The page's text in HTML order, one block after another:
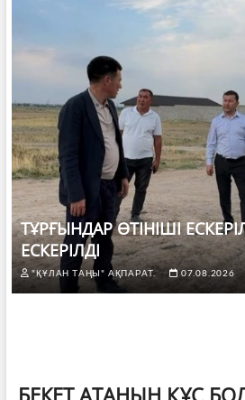
ТҰРҒЫНДАР ӨТІНІШІ
ЕСКЕРІЛДІ
"ҚҰЛАН ТАҢЫ" АҚПАРАТ. 07.08.2026
БЕКЕТ АТАНЫҢ ҚҰС